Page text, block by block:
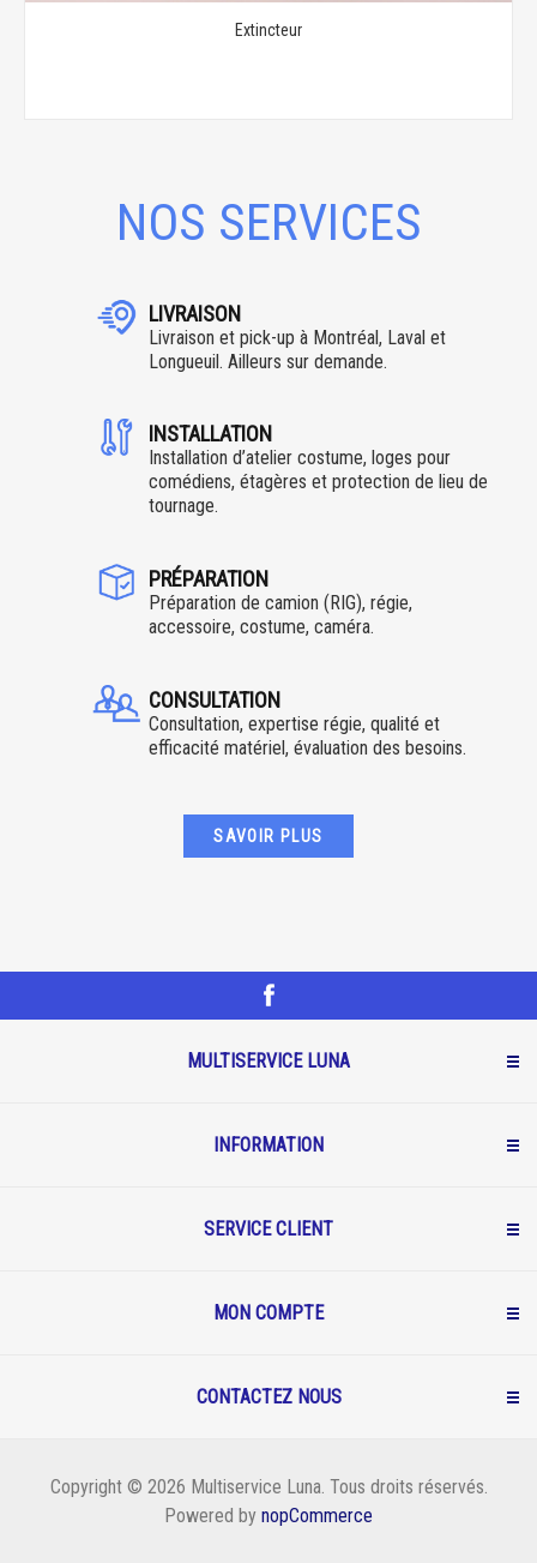
Extincteur
NOS SERVICES
LIVRAISON
Livraison et pick-up à Montréal, Laval et
Longueuil. Ailleurs sur demande.
INSTALLATION
Installation d’atelier costume, loges pour
comédiens, étagères et protection de lieu de
tournage.
PRÉPARATION
Préparation de camion (RIG), régie,
accessoire, costume, caméra.
CONSULTATION
Consultation, expertise régie, qualité et
efficacité matériel, évaluation des besoins.
SAVOIR PLUS
MULTISERVICE LUNA
INFORMATION
SERVICE CLIENT
MON COMPTE
CONTACTEZ NOUS
Copyright © 2026 Multiservice Luna. Tous droits réservés.
Powered by nopCommerce